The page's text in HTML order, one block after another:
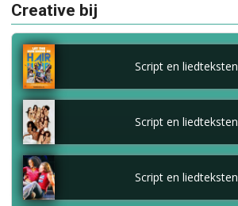
Creative bij
Script en liedteksten
Script en liedteksten
Script en liedteksten